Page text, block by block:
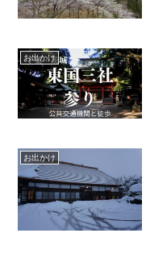
お出かけ
お出かけ